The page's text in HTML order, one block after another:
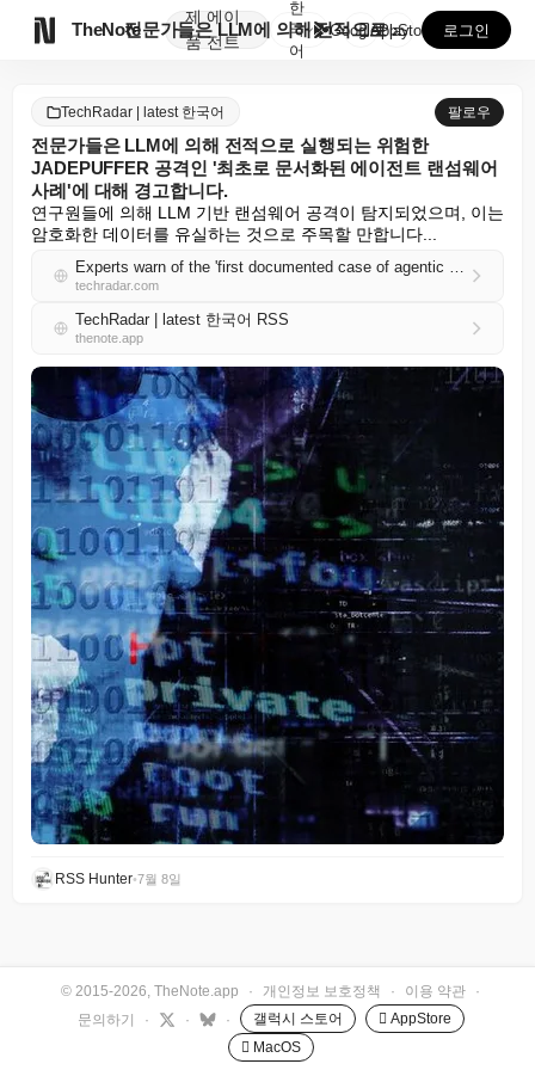
TheNote
제
품
에이
전트
전문가들은 LLM에 의해 전적으로 실행되는 위험한 JA...
한
국
어
GooglePlay
AppStore 로그인
TechRadar | latest 한국어 팔로우
전문가들은 LLM에 의해 전적으로 실행되는 위험한
JADEPUFFER 공격인 '최초로 문서화된 에이전트 랜섬웨어
사례'에 대해 경고합니다.
연구원들에 의해 LLM 기반 랜섬웨어 공격이 탐지되었으며, 이는
암호화한 데이터를 유실하는 것으로 주목할 만합니다...
Experts warn of the 'first documented case of agentic ransomware' — dangerous JADEPUFFER attack run entirely by an LLM
techradar.com
TechRadar | latest 한국어 RSS
thenote.app
RSS Hunter•7월 8일
© 2015-2026, TheNote.app · 개인정보 보호정책 · 이용 약관
·
문의하기
· · · 갤럭시 스토어
 AppStore
 MacOS